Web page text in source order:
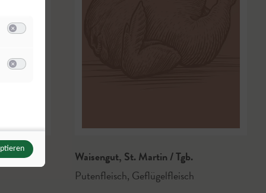
Waisengut, St. Martin / Tgb.
Putenfleisch, Geflügelfleisch
Meta Pixel